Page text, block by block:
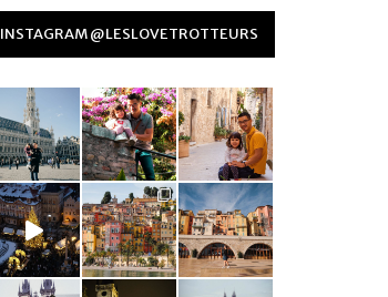
INSTAGRAM @LESLOVETROTTEURS